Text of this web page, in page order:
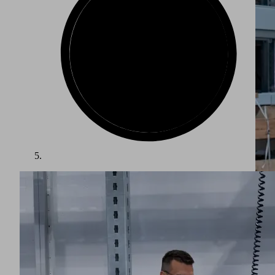
La fabrication dans l'industrie de la défense impose les plus
hautes exigences en matière de sécurité et de précision. À
mesure que les volumes de commandes augmentent, le